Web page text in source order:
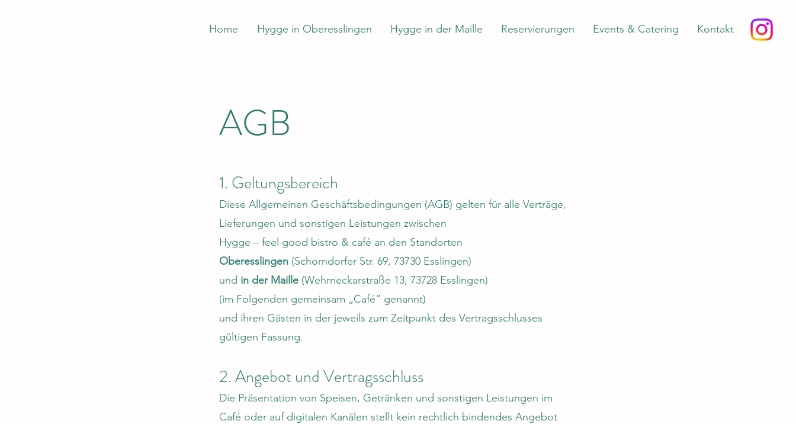
Home Hygge in Oberesslingen Hygge in der Maille Reservierungen Events & Catering Kontakt
AGB
1. Geltungsbereich
Diese Allgemeinen Geschäftsbedingungen (AGB) gelten für alle Verträge,
Lieferungen und sonstigen Leistungen zwischen
Hygge – feel good bistro & café an den Standorten
Oberesslingen (Schorndorfer Str. 69, 73730 Esslingen)
und in der Maille (Wehrneckarstraße 13, 73728 Esslingen)
(im Folgenden gemeinsam „Café“ genannt)
und ihren Gästen in der jeweils zum Zeitpunkt des Vertragsschlusses
gültigen Fassung.
2. Angebot und Vertragsschluss
Die Präsentation von Speisen, Getränken und sonstigen Leistungen im
Café oder auf digitalen Kanälen stellt kein rechtlich bindendes Angebot